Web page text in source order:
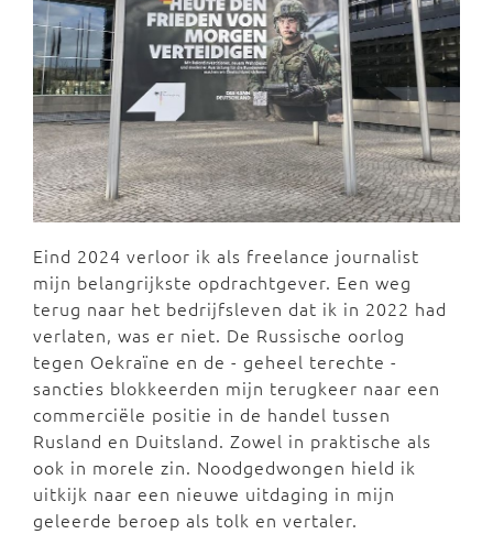
Eind 2024 verloor ik als freelance journalist
mijn belangrijkste opdrachtgever. Een weg
terug naar het bedrijfsleven dat ik in 2022 had
verlaten, was er niet. De Russische oorlog
tegen Oekraïne en de - geheel terechte -
sancties blokkeerden mijn terugkeer naar een
commerciële positie in de handel tussen
Rusland en Duitsland. Zowel in praktische als
ook in morele zin. Noodgedwongen hield ik
uitkijk naar een nieuwe uitdaging in mijn
geleerde beroep als tolk en vertaler.